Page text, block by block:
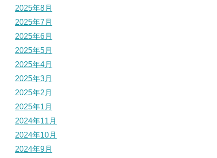
2025年8月
2025年7月
2025年6月
2025年5月
2025年4月
2025年3月
2025年2月
2025年1月
2024年11月
2024年10月
2024年9月